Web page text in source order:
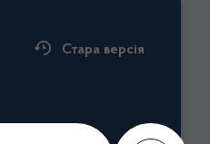
Стара версія